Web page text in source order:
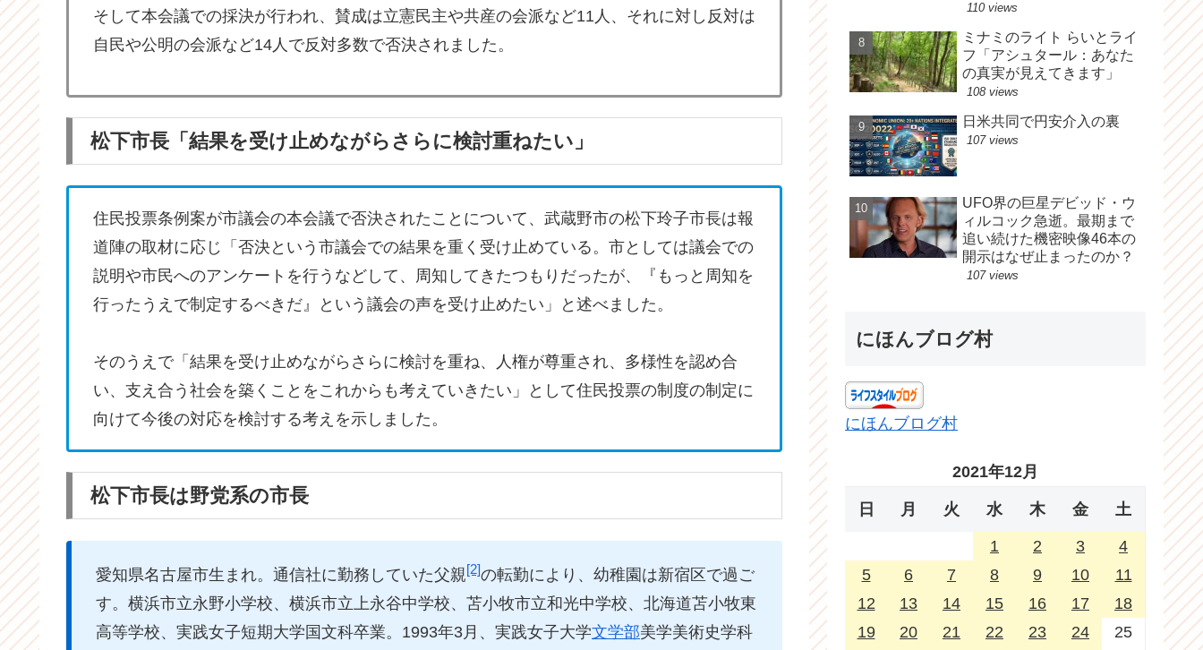
そして本会議での採決が行われ、賛成は立憲民主や共産の会派など11人、それに対し反対は
自民や公明の会派など14人で反対多数で否決されました。
松下市長「結果を受け止めながらさらに検討重ねたい」
住民投票条例案が市議会の本会議で否決されたことについて、武蔵野市の松下玲子市長は報
道陣の取材に応じ「否決という市議会での結果を重く受け止めている。市としては議会での
説明や市民へのアンケートを行うなどして、周知してきたつもりだったが、『もっと周知を
行ったうえで制定するべきだ』という議会の声を受け止めたい」と述べました。
そのうえで「結果を受け止めながらさらに検討を重ね、人権が尊重され、多様性を認め合
い、支え合う社会を築くことをこれからも考えていきたい」として住民投票の制度の制定に
向けて今後の対応を検討する考えを示しました。
松下市長は野党系の市長
愛知県名古屋市生まれ。通信社に勤務していた父親[2]の転勤により、幼稚園は新宿区で過ご
す。横浜市立永野小学校、横浜市立上永谷中学校、苫小牧市立和光中学校、北海道苫小牧東
高等学校、実践女子短期大学国文科卒業。1993年3月、実践女子大学文学部美学美術史学科
110 views
ミナミのライト らいとライ
フ「アシュタール：あなた
の真実が見えてきます」
108 views
日米共同で円安介入の裏
107 views
UFO界の巨星デビッド・ウ
ィルコック急逝。最期まで
追い続けた機密映像46本の
開示はなぜ止まったのか？
107 views
にほんブログ村
にほんブログ村
2021年12月
日 月 火 水 木 金 土
1 2 3
4
5
6 7 8 9 10
11
12
13 14 15 16 17
18
19
20 21 22 23 24
25